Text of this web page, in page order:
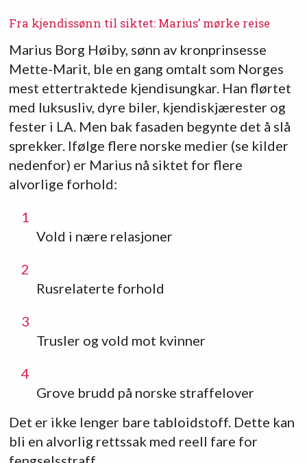
Fra kjendissønn til siktet: Marius’ mørke reise
Marius Borg Høiby, sønn av kronprinsesse
Mette-Marit, ble en gang omtalt som Norges
mest ettertraktede kjendisungkar. Han flørtet
med luksusliv, dyre biler, kjendiskjærester og
fester i LA. Men bak fasaden begynte det å slå
sprekker. Ifølge flere norske medier (se kilder
nedenfor) er Marius nå siktet for flere
alvorlige forhold:
Vold i nære relasjoner
Rusrelaterte forhold
Trusler og vold mot kvinner
Grove brudd på norske straffelover
Det er ikke lenger bare tabloidstoff. Dette kan
bli en alvorlig rettssak med reell fare for